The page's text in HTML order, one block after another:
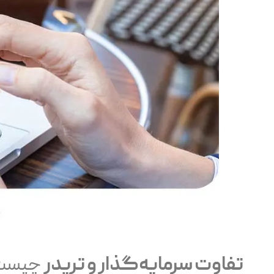
تفاوت سرمایه‌گذار و تریدر